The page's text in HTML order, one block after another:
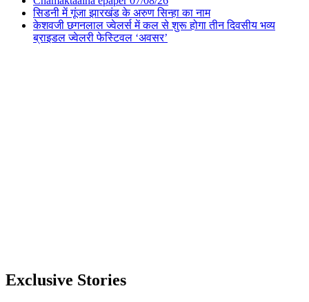
सिडनी में गूंजा झारखंड के अरुण सिन्हा का नाम
केशवजी छगनलाल ज्वेलर्स में कल से शुरू होगा तीन दिवसीय भव्य
ब्राइडल ज्वेलरी फेस्टिवल ‘अवसर’
Exclusive Stories